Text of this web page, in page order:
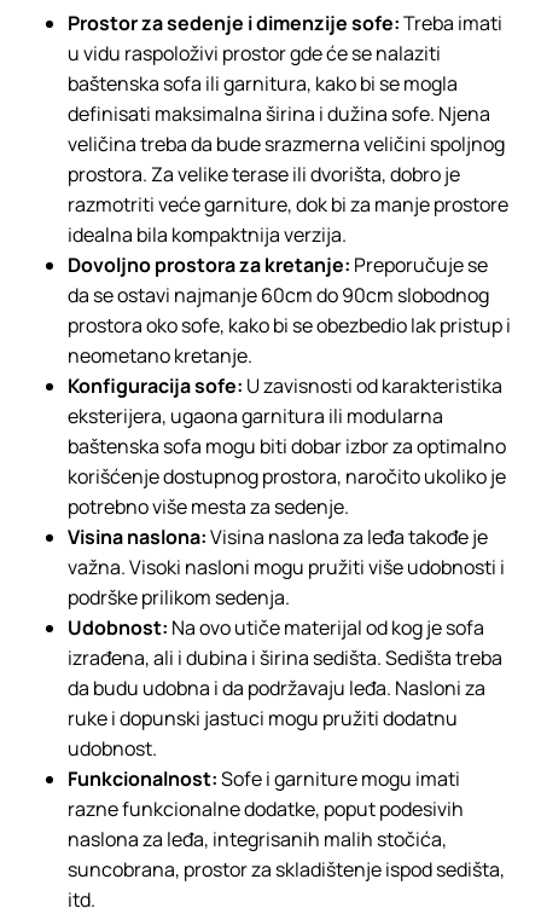
Prostor za sedenje i dimenzije sofe:Treba imati
u vidu raspoloživi prostor gde će se nalaziti
baštenska sofa ili garnitura, kako bi se mogla
definisati maksimalna širina i dužina sofe. Njena
veličina treba da bude srazmerna veličini spoljnog
prostora. Za velike terase ili dvorišta, dobro je
razmotriti veće garniture, dok bi za manje prostore
idealna bila kompaktnija verzija.
Dovoljno prostora za kretanje: Preporučuje se
da se ostavi najmanje 60cm do 90cm slobodnog
prostora oko sofe, kako bi se obezbedio lak pristup i
neometano kretanje.
Konfiguracija sofe: U zavisnosti od karakteristika
eksterijera, ugaona garnitura ili modularna
baštenska sofa mogu biti dobar izbor za optimalno
korišćenje dostupnog prostora, naročito ukoliko je
potrebno više mesta za sedenje.
Visina naslona:Visina naslona za leđa takođe je
važna. Visoki nasloni mogu pružiti više udobnosti i
podrške prilikom sedenja.
Udobnost: Na ovo utiče materijal od kog je sofa
izrađena, ali i dubina i širina sedišta. Sedišta treba
da budu udobna i da podržavaju leđa. Nasloni za
ruke i dopunski jastuci mogu pružiti dodatnu
udobnost.
Funkcionalnost:Sofe i garniture mogu imati
razne funkcionalne dodatke, poput podesivih
naslona za leđa, integrisanih malih stočića,
suncobrana, prostor za skladištenje ispod sedišta,
itd.